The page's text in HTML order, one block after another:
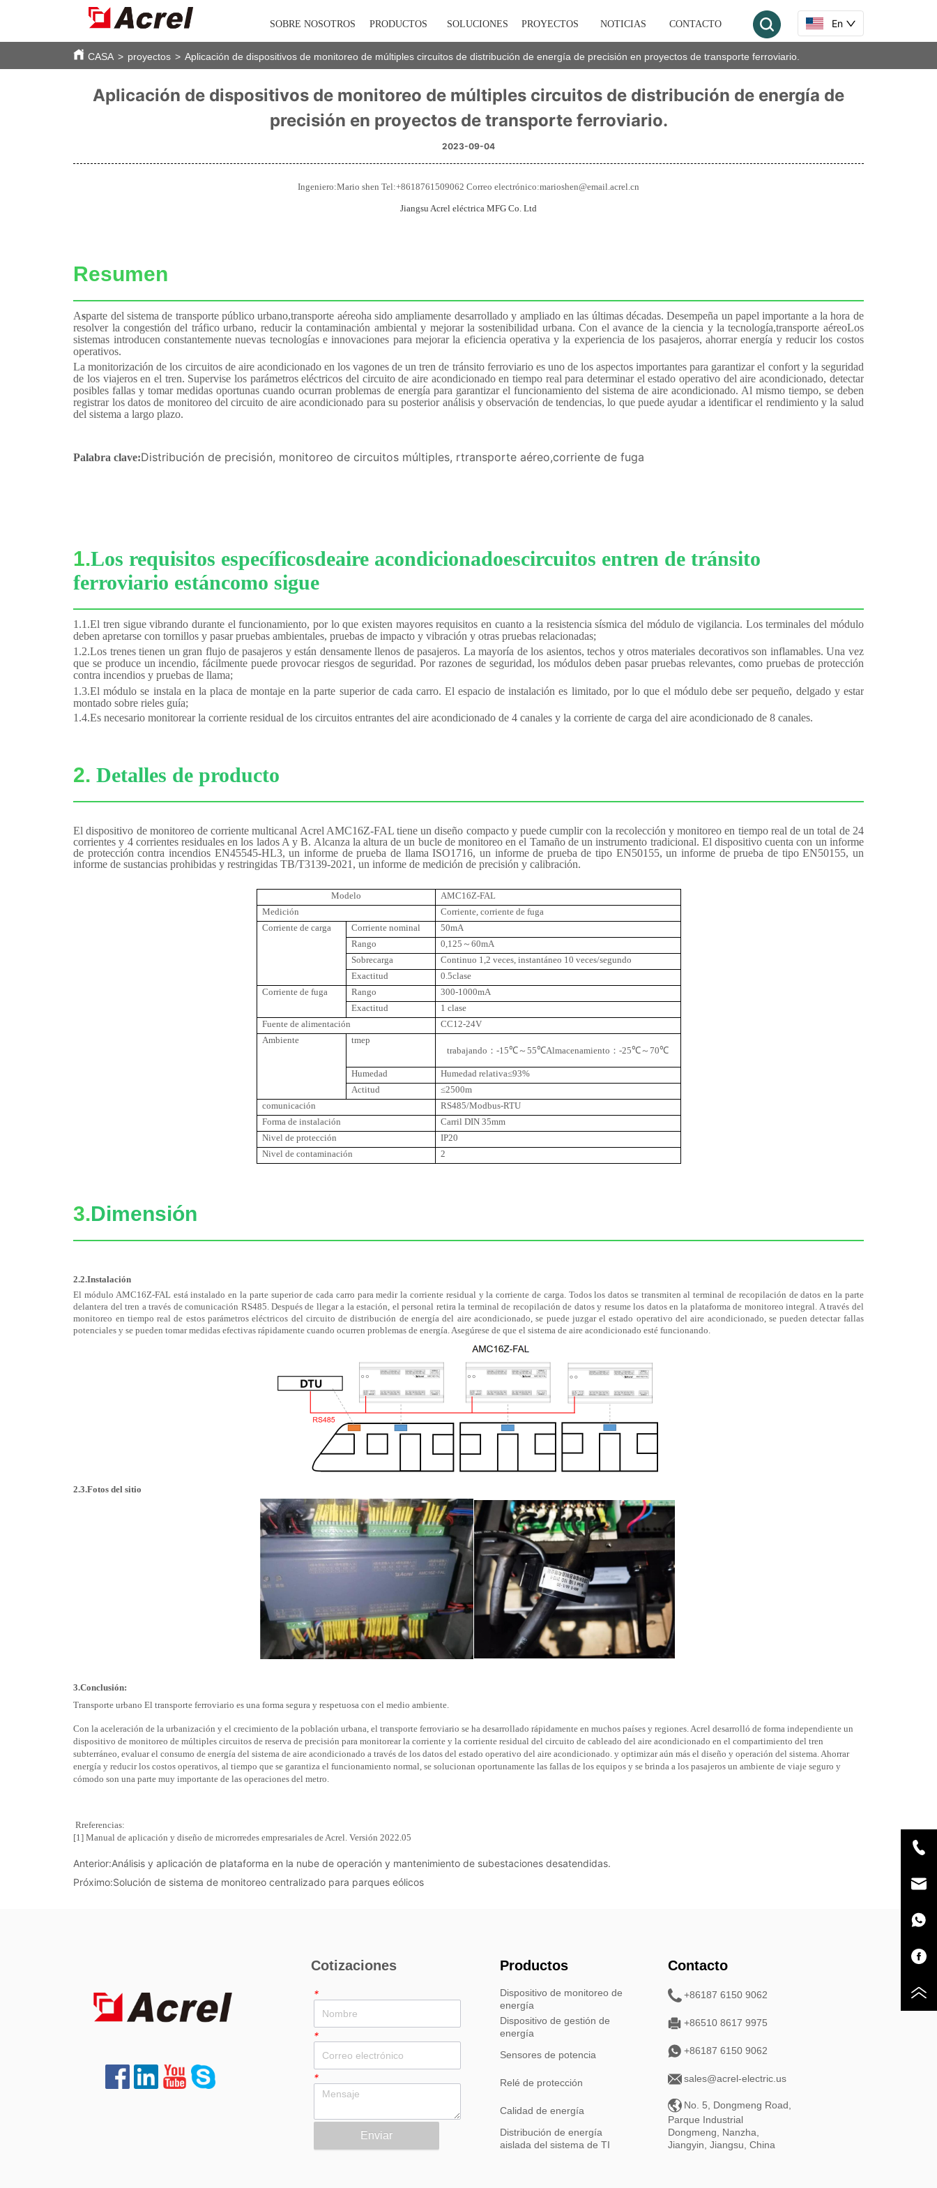
SOBRE NOSOTROS PRODUCTOS SOLUCIONES PROYECTOS NOTICIAS CONTACTO En
CASA > proyectos > Aplicación de dispositivos de monitoreo de múltiples circuitos de distribución de energía de precisión en proyectos de transporte ferroviario.
Aplicación de dispositivos de monitoreo de múltiples circuitos de distribución de energía de
precisión en proyectos de transporte ferroviario.
2023-09-04
Anterior:Análisis y aplicación de plataforma en la nube de operación y mantenimiento de subestaciones desatendidas.
Próximo:Solución de sistema de monitoreo centralizado para parques eólicos
Cotizaciones
*
*
*
Enviar
Productos
Dispositivo de monitoreo de
energía
Dispositivo de gestión de
energía
Sensores de potencia
Relé de protección
Calidad de energía
Distribución de energía
aislada del sistema de TI
Contacto
+86187 6150 9062
+86510 8617 9975
+86187 6150 9062
sales@acrel-electric.us
No. 5, Dongmeng Road,
Parque Industrial
Dongmeng, Nanzha,
Jiangyin, Jiangsu, China